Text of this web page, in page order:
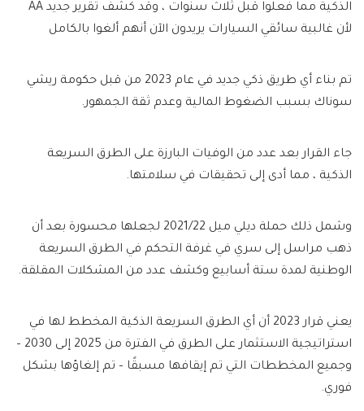
الذكية مما فعلوا قبل ثلاث سنوات ، وقد كشف تقرير جديد AA
لأن غالبية سائقي السيارات يريدون الآن أنهم ألغوا بالكامل
تم بناء أي طريق ذكي جديد في عام 2023 من قبل حكومة ريشي
سوناك بسبب الضغوط المالية وعدم ثقة الجمهور.
جاء القرار بعد عدد من الوفيات البارزة على الطرق السريعة
الذكية ، مما أدى إلى تحقيقات في سلامتها.
وشمل ذلك حملة ديلي ميل 2021/22 لجعلها محسورة بعد أن
ذهب مراسل إلى سري في غرفة التحكم في الطرق السريعة
الوطنية لمدة ستة أسابيع وكشف عدد من المشكلات المقلقة.
يعني قرار 2023 أن أي الطرق السريعة الذكية المخطط لها في
استراتيجية الاستثمار على الطرق في الفترة من 2025 إلى 2030 –
وجميع المخططات التي تم إيقافها مسبقًا – تم إلغاؤها بشكل
فوري.